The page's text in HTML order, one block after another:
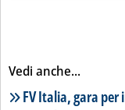
Vedi anche...
Lista notizie
FV Italia, gara